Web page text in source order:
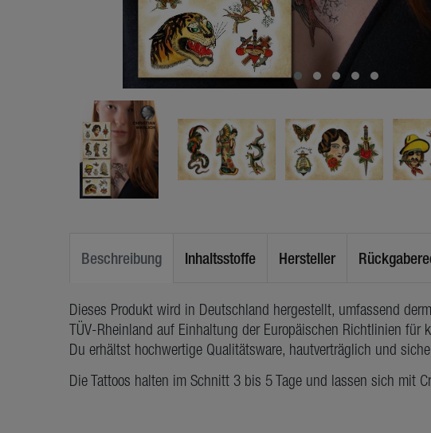
Beschreibung Inhaltsstoffe Hersteller
Dieses Produkt wird in Deutschland hergestellt, umfassend
TÜV-Rheinland auf Einhaltung der Europäischen Richtlinien für
Du erhältst hochwertige Qualitätsware, hautverträglich und
Die Tattoos halten im Schnitt 3 bis 5 Tage und lassen sich mit